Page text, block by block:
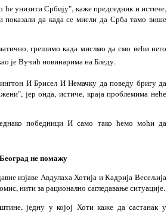
унизити Србију", каже председник и истиче,
показали да када се мисли да Срба тамо више
грешимо када мислмо да смо већи него
је Вучић новинарима на Бледу.
И Брисел И Немачку да поведу бригу да
јер онда, истиче, краја проблемима неће
победници И само тако ћемо моћи да
не помажу
изјаве Авдулаха Хотија и Кадрија Весељија
нити за рационално сагледавање ситуације.
једну у којој Хоти каже да састанак у